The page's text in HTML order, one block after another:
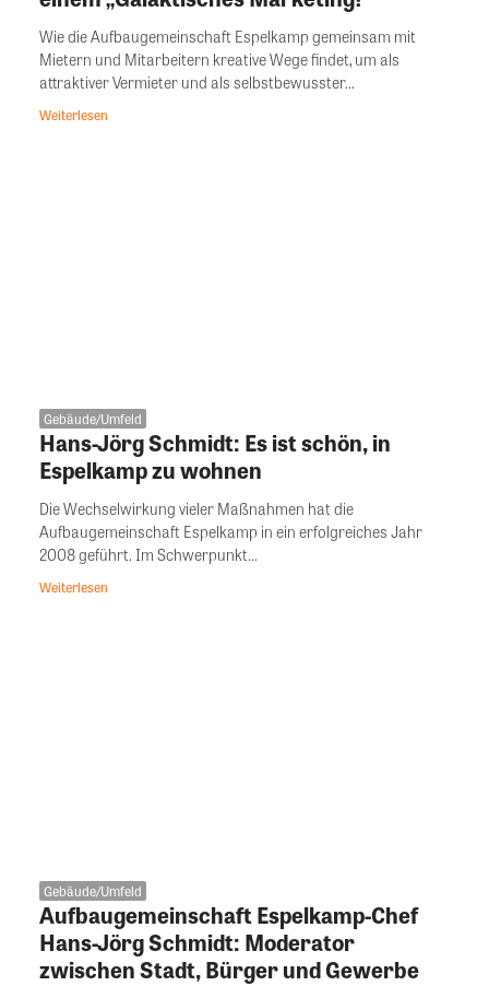
Wie die Aufbaugemeinschaft Espelkamp gemeinsam mit
Mietern und Mitarbeitern kreative Wege findet, um als
attraktiver Vermieter und als selbstbewusster...
Weiterlesen
Gebäude/Umfeld
Hans-Jörg Schmidt: Es ist schön, in
Espelkamp zu wohnen
Die Wechselwirkung vieler Maßnahmen hat die
Aufbaugemeinschaft Espelkamp in ein erfolgreiches Jahr
2008 geführt. Im Schwerpunkt...
Weiterlesen
Gebäude/Umfeld
Aufbaugemeinschaft Espelkamp-Chef
Hans-Jörg Schmidt: Moderator
zwischen Stadt, Bürger und Gewerbe